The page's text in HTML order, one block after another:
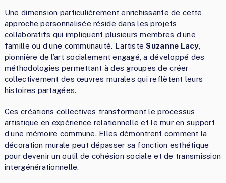
Une dimension particulièrement enrichissante de cette
approche personnalisée réside dans les projets
collaboratifs qui impliquent plusieurs membres d’une
famille ou d’une communauté. L’artisteSuzanne Lacy,
pionnière de l’art socialement engagé, a développé des
méthodologies permettant à des groupes de créer
collectivement des œuvres murales qui reflètent leurs
histoires partagées.
Ces créations collectives transforment le processus
artistique en expérience relationnelle et le mur en support
d’une mémoire commune. Elles démontrent comment la
décoration murale peut dépasser sa fonction esthétique
pour devenir un outil de cohésion sociale et de transmission
intergénérationnelle.